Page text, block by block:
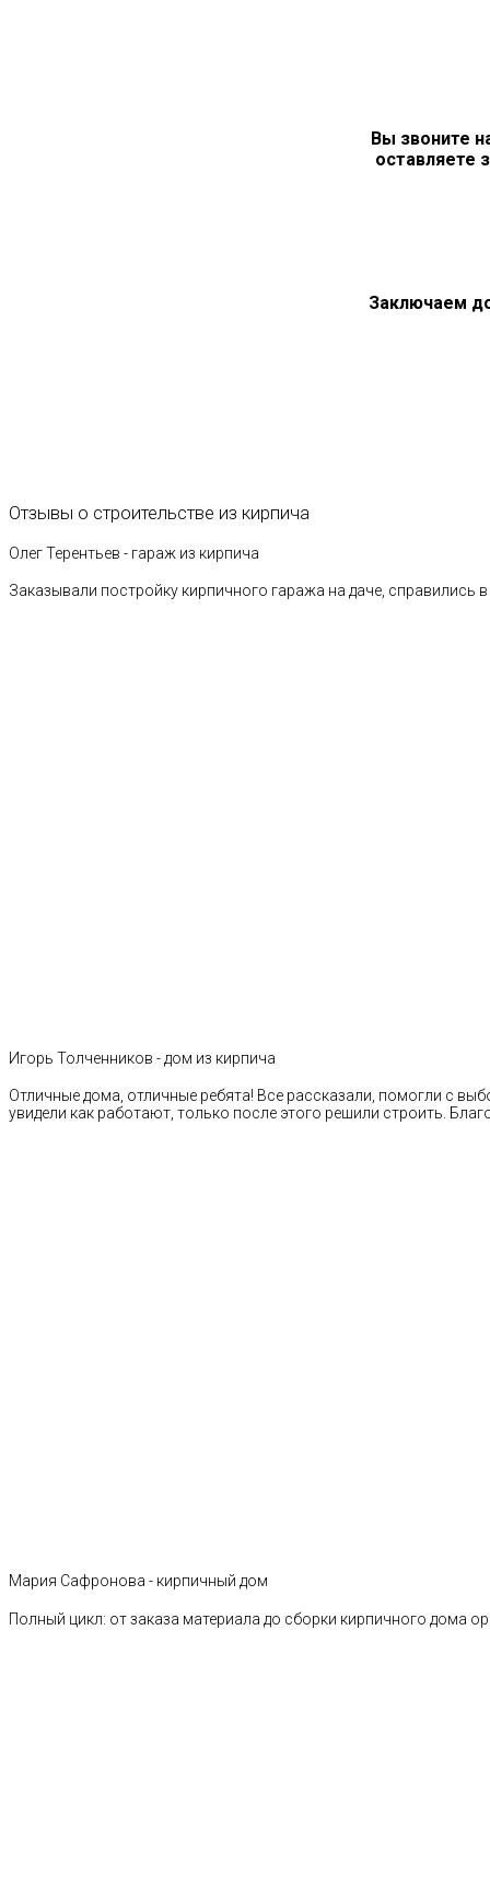
Вы звоните
оставляете
Заключаем
Отзывы о строительстве из кирпича
Олег Терентьев - гараж из кирпича
Заказывали постройку кирпичного гаража на даче, справились
Игорь Толченников - дом из кирпича
Отличные дома, отличные ребята! Все рассказали, помогли с
увидели как работают, только после этого решили строить.
Мария Сафронова - кирпичный дом
Полный цикл: от заказа материала до сборки кирпичного дома